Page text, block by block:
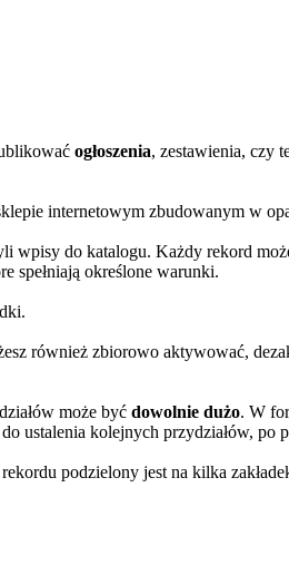
ogłoszenia, zestawienia, czy
internetowym zbudowanym w
wpisy do katalogu. Każdy rekord
spełniają określone warunki.
również zbiorowo aktywować,
może być dowolnie dużo. W
ustalenia kolejnych przydziałów,
podzielony jest na kilka